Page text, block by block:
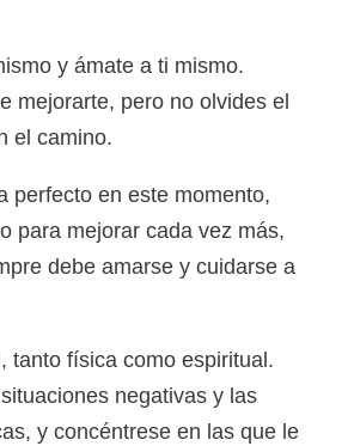
y ámate a ti mismo.
mejorarte, pero no olvides el
el camino.
perfecto en este momento,
para mejorar cada vez más,
debe amarse y cuidarse a
tanto física como espiritual.
negativas y las
y concéntrese en las que le